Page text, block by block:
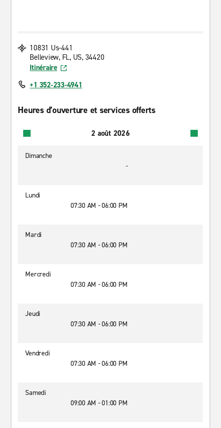
10831 Us-441
Belleview, FL, US, 34420
Itinéraire
+1 352-233-4941
Heures d’ouverture et services offerts
2 août 2026
Dimanche
-
Lundi
07:30 AM - 06:00 PM
Mardi
07:30 AM - 06:00 PM
Mercredi
07:30 AM - 06:00 PM
Jeudi
07:30 AM - 06:00 PM
Vendredi
07:30 AM - 06:00 PM
Samedi
09:00 AM - 01:00 PM